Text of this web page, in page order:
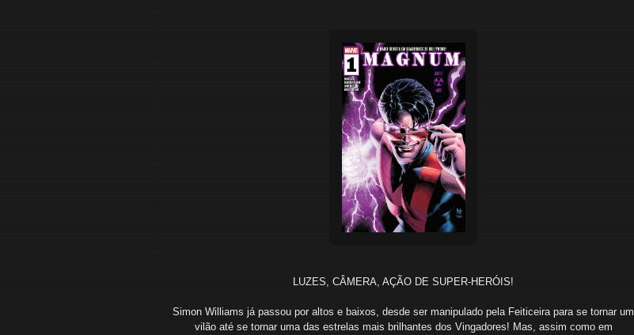
LUZES, CÂMERA, AÇÃO DE SUPER-HERÓIS!
Simon Williams já passou por altos e baixos, desde ser manipulado pela Feiticeira para se tornar um
vilão até se tornar uma das estrelas mais brilhantes dos Vingadores! Mas, assim como em